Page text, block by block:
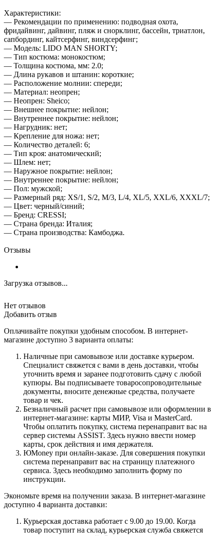
Характеристики:
— Рекомендации по применению: подводная охота,
фридайвинг, дайвинг, пляж и снорклинг, бассейн, триатлон,
сапбординг, кайтсерфинг, виндсерфинг;
— Модель: LIDO MAN SHORTY;
— Тип костюма: монокостюм;
— Толщина костюма, мм: 2.0;
— Длина рукавов и штанин: короткие;
— Расположение молнии: спереди;
— Материал: неопрен;
— Неопрен: Sheico;
— Внешнее покрытие: нейлон;
— Внутреннее покрытие: нейлон;
— Нагрудник: нет;
— Крепление для ножа: нет;
— Количество деталей: 6;
— Тип кроя: анатомический;
— Шлем: нет;
— Наружное покрытие: нейлон;
— Внутреннее покрытие: нейлон;
— Пол: мужской;
— Размерный ряд: XS/1, S/2, M/3, L/4, XL/5, XXL/6, XXXL/7;
— Цвет: черный/синий;
— Бренд: CRESSI;
— Страна бренда: Италия;
— Страна производства: Камбоджа.
Отзывы
Загрузка отзывов...
Нет отзывов
Добавить отзыв
Оплачивайте покупки удобным способом. В интернет-
магазине доступно 3 варианта оплаты:
Наличные при самовывозе или доставке курьером.
Специалист свяжется с вами в день доставки, чтобы
уточнить время и заранее подготовить сдачу с любой
купюры. Вы подписываете товаросопроводительные
документы, вносите денежные средства, получаете
товар и чек.
Безналичный расчет при самовывозе или оформлении в
интернет-магазине: карты МИР, Visa и MasterCard.
Чтобы оплатить покупку, система перенаправит вас на
сервер системы ASSIST. Здесь нужно ввести номер
карты, срок действия и имя держателя.
ЮMoney при онлайн-заказе. Для совершения покупки
система перенаправит вас на страницу платежного
сервиса. Здесь необходимо заполнить форму по
инструкции.
Экономьте время на получении заказа. В интернет-магазине
доступно 4 варианта доставки:
Курьерская доставка работает с 9.00 до 19.00. Когда
товар поступит на склад, курьерская служба свяжется